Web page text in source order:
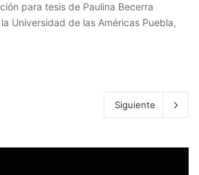
para tesis de Paulina Becerra
Universidad de las Américas Puebla,
Siguiente